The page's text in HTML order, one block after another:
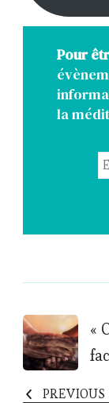
Pour
la
Post
«
PREVIOUS